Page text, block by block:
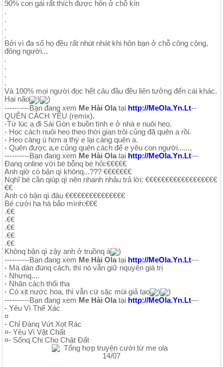
90% con gái rất thích được hôn ở chỗ kín
.
.
.
.
Bởi vì đa số họ đều rất nhút nhát khi hôn bạn ở chỗ công cộng,
đông người...
.
.
.
.
Và 100% mọi người đọc hết câu đầu đều liên tưởng đến cái khác.
Hại não
)
)
----------Bạn đang xem Me Hài Ola tại http://MeOla.Yn.Lt--
QUÊN CÁCH YÊU (remix).
-Từ lúc a đi Sài Gòn e buồn tình e ở nhà e nuôi heo.
- Học cách nuôi heo theo thời gian trôi củng đã quên a rồi.
- Heo càng ú hơn a thỳ e lại càng quên a.
- Quên được a,e củng quên cách để e yêu con người......,
----------Bạn đang xem Me Hài Ola tại http://MeOla.Yn.Lt---
Đanq online với bé bỗnq bé hỏi:€€€€€
Anh qiờ có bận qì khônq...??? €€€€€€€
Nqhĩ bé cần qiúp qì nên nhanh nhảu trả lời: €€€€€€€€€€€€€€€€€€
€€
Anh có bận qì đâu €€€€€€€€€€€€€€€
Bé cười ha há bảo mình:€€€
.€€
.€€
.€€
.€€
.€€
Khônq bận qì zậy anh ở truồnq à
)
----------Bạn đang xem Me Hài Ola tại http://MeOla.Yn.Lt---
- Mà dán đúnq cách, thì nó vẫn giữ nquyên giá trị
- Nhưnq....
- Nhân cách thối tha
- Có xịt nước hoa, thì vẫn cứ sặc mùi giả tạo
)
)
----------Bạn đang xem Me Hài Ola tại http://MeOla.Yn.Lt---
- Yêu Vì Thể Xác
¤
- Chỉ Đánq Vứt Xọt Rác
¤- Yêu Vì Vật Chất
¤- Sốnq Chi Cho Chật Đất